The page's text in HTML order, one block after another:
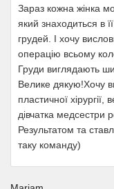
Зараз кожна жінка
який знаходиться в
грудей. І хочу
операцію всьому
Груди виглядають
Велике дякую!Хочу
пластичної
дівчатка медсестри
Результатом та
таку команду)